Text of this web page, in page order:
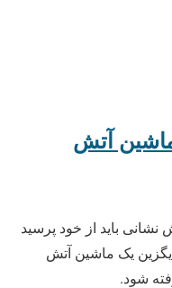
آتش
باید از خود پرسید
یک ماشین آتش
شود.